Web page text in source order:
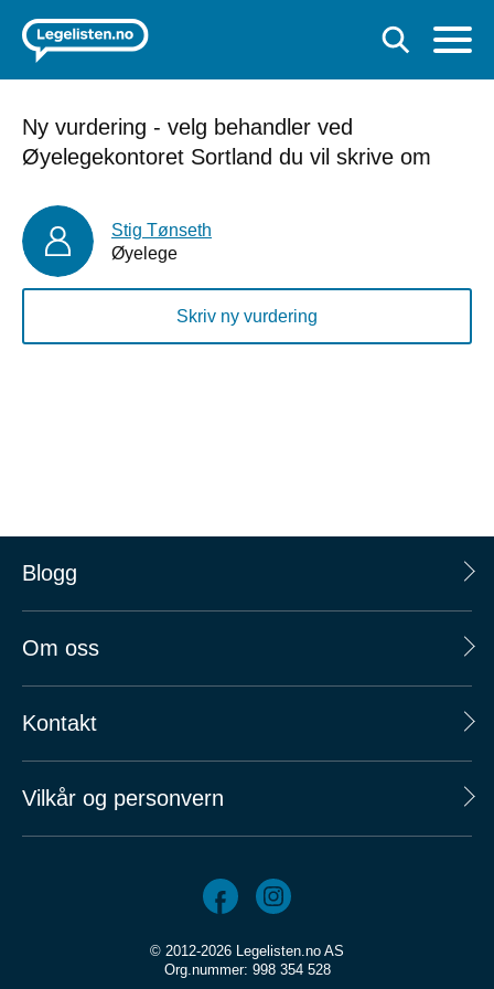
Ny vurdering - velg behandler ved
Øyelegekontoret Sortland du vil skrive om
Stig Tønseth
Øyelege
Skriv ny vurdering
Blogg
Om oss
Kontakt
Vilkår og personvern
© 2012-2026 Legelisten.no AS
Org.nummer: 998 354 528